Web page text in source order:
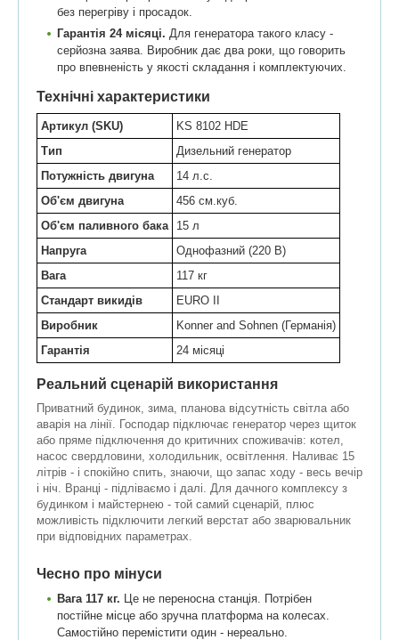
без перегріву і просадок.
Гарантія 24 місяці. Для генератора такого класу -
серйозна заява. Виробник дає два роки, що говорить
про впевненість у якості складання і комплектуючих.
Технічні характеристики
Артикул (SKU)
KS 8102 HDE
Тип
Дизельний генератор
Потужність двигуна
14 л.с.
Об'єм двигуна
456 см.куб.
Об'єм паливного бака
15 л
Напруга
Однофазний (220 В)
Вага
117 кг
Стандарт викидів
EURO II
Виробник
Konner and Sohnen (Германія)
Гарантія
24 місяці
Реальний сценарій використання
Приватний будинок, зима, планова відсутність світла або
аварія на лінії. Господар підключає генератор через щиток
або пряме підключення до критичних споживачів: котел,
насос свердловини, холодильник, освітлення. Наливає 15
літрів - і спокійно спить, знаючи, що запас ходу - весь вечір
і ніч. Вранці - підліваємо і далі. Для дачного комплексу з
будинком і майстернею - той самий сценарій, плюс
можливість підключити легкий верстат або зварювальник
при відповідних параметрах.
Чесно про мінуси
Вага 117 кг. Це не переносна станція. Потрібен
постійне місце або зручна платформа на колесах.
Самостійно перемістити один - нереально.